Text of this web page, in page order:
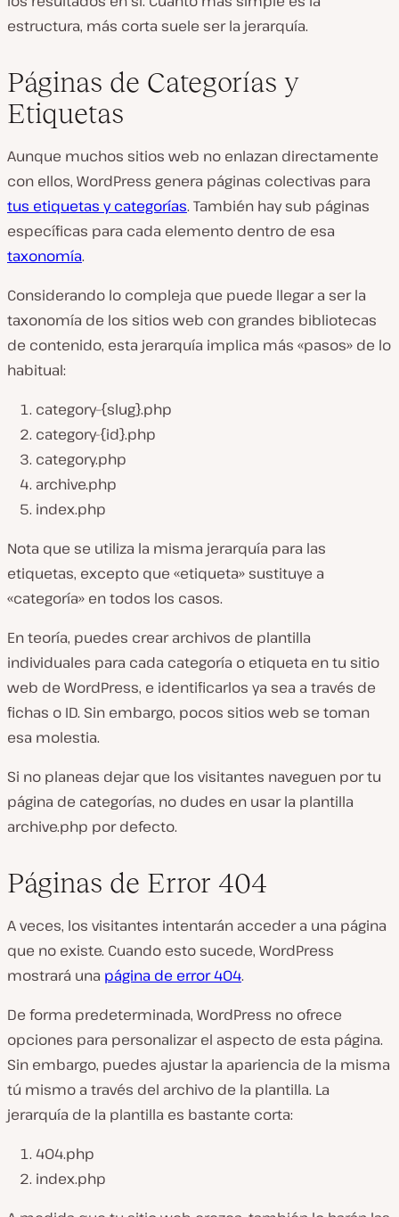
estructura, más corta suele ser la jerarquía.
Páginas de Categorías y
Etiquetas
Aunque muchos sitios web no enlazan directamente
con ellos, WordPress genera páginas colectivas para
tus etiquetas y categorías. También hay sub páginas
específicas para cada elemento dentro de esa
taxonomía.
Considerando lo compleja que puede llegar a ser la
taxonomía de los sitios web con grandes bibliotecas
de contenido, esta jerarquía implica más «pasos» de lo
habitual:
category–{slug}.php
category-{id}.php
category.php
archive.php
index.php
Nota que se utiliza la misma jerarquía para las
etiquetas, excepto que «etiqueta» sustituye a
«categoría» en todos los casos.
En teoría, puedes crear archivos de plantilla
individuales para cada categoría o etiqueta en tu sitio
web de WordPress, e identificarlos ya sea a través de
fichas o ID. Sin embargo, pocos sitios web se toman
esa molestia.
Si no planeas dejar que los visitantes naveguen por tu
página de categorías, no dudes en usar la plantilla
archive.php por defecto.
Páginas de Error 404
A veces, los visitantes intentarán acceder a una página
que no existe. Cuando esto sucede, WordPress
mostrará una página de error 404.
De forma predeterminada, WordPress no ofrece
opciones para personalizar el aspecto de esta página.
Sin embargo, puedes ajustar la apariencia de la misma
tú mismo a través del archivo de la plantilla. La
jerarquía de la plantilla es bastante corta:
404.php
index.php